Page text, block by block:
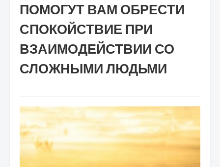
ПОМОГУТ ВАМ ОБРЕСТИ
СПОКОЙСТВИЕ ПРИ
ВЗАИМОДЕЙСТВИИ СО
СЛОЖНЫМИ ЛЮДЬМИ